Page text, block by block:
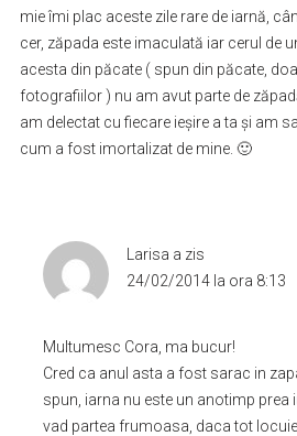
mie îmi plac aceste zile rare de iarnă,
cer, zăpada este imaculată iar cerul de
acesta din păcate ( spun din păcate,
fotografiilor ) nu am avut parte de
am delectat cu fiecare ieşire a ta şi am
cum a fost imortalizat de mine. 🙂
Larisa a zis
24/02/2014 la ora 8:13
Multumesc Cora, ma bucur!
Cred ca anul asta a fost sarac in
spun, iarna nu este un anotimp prea
vad partea frumoasa, daca tot